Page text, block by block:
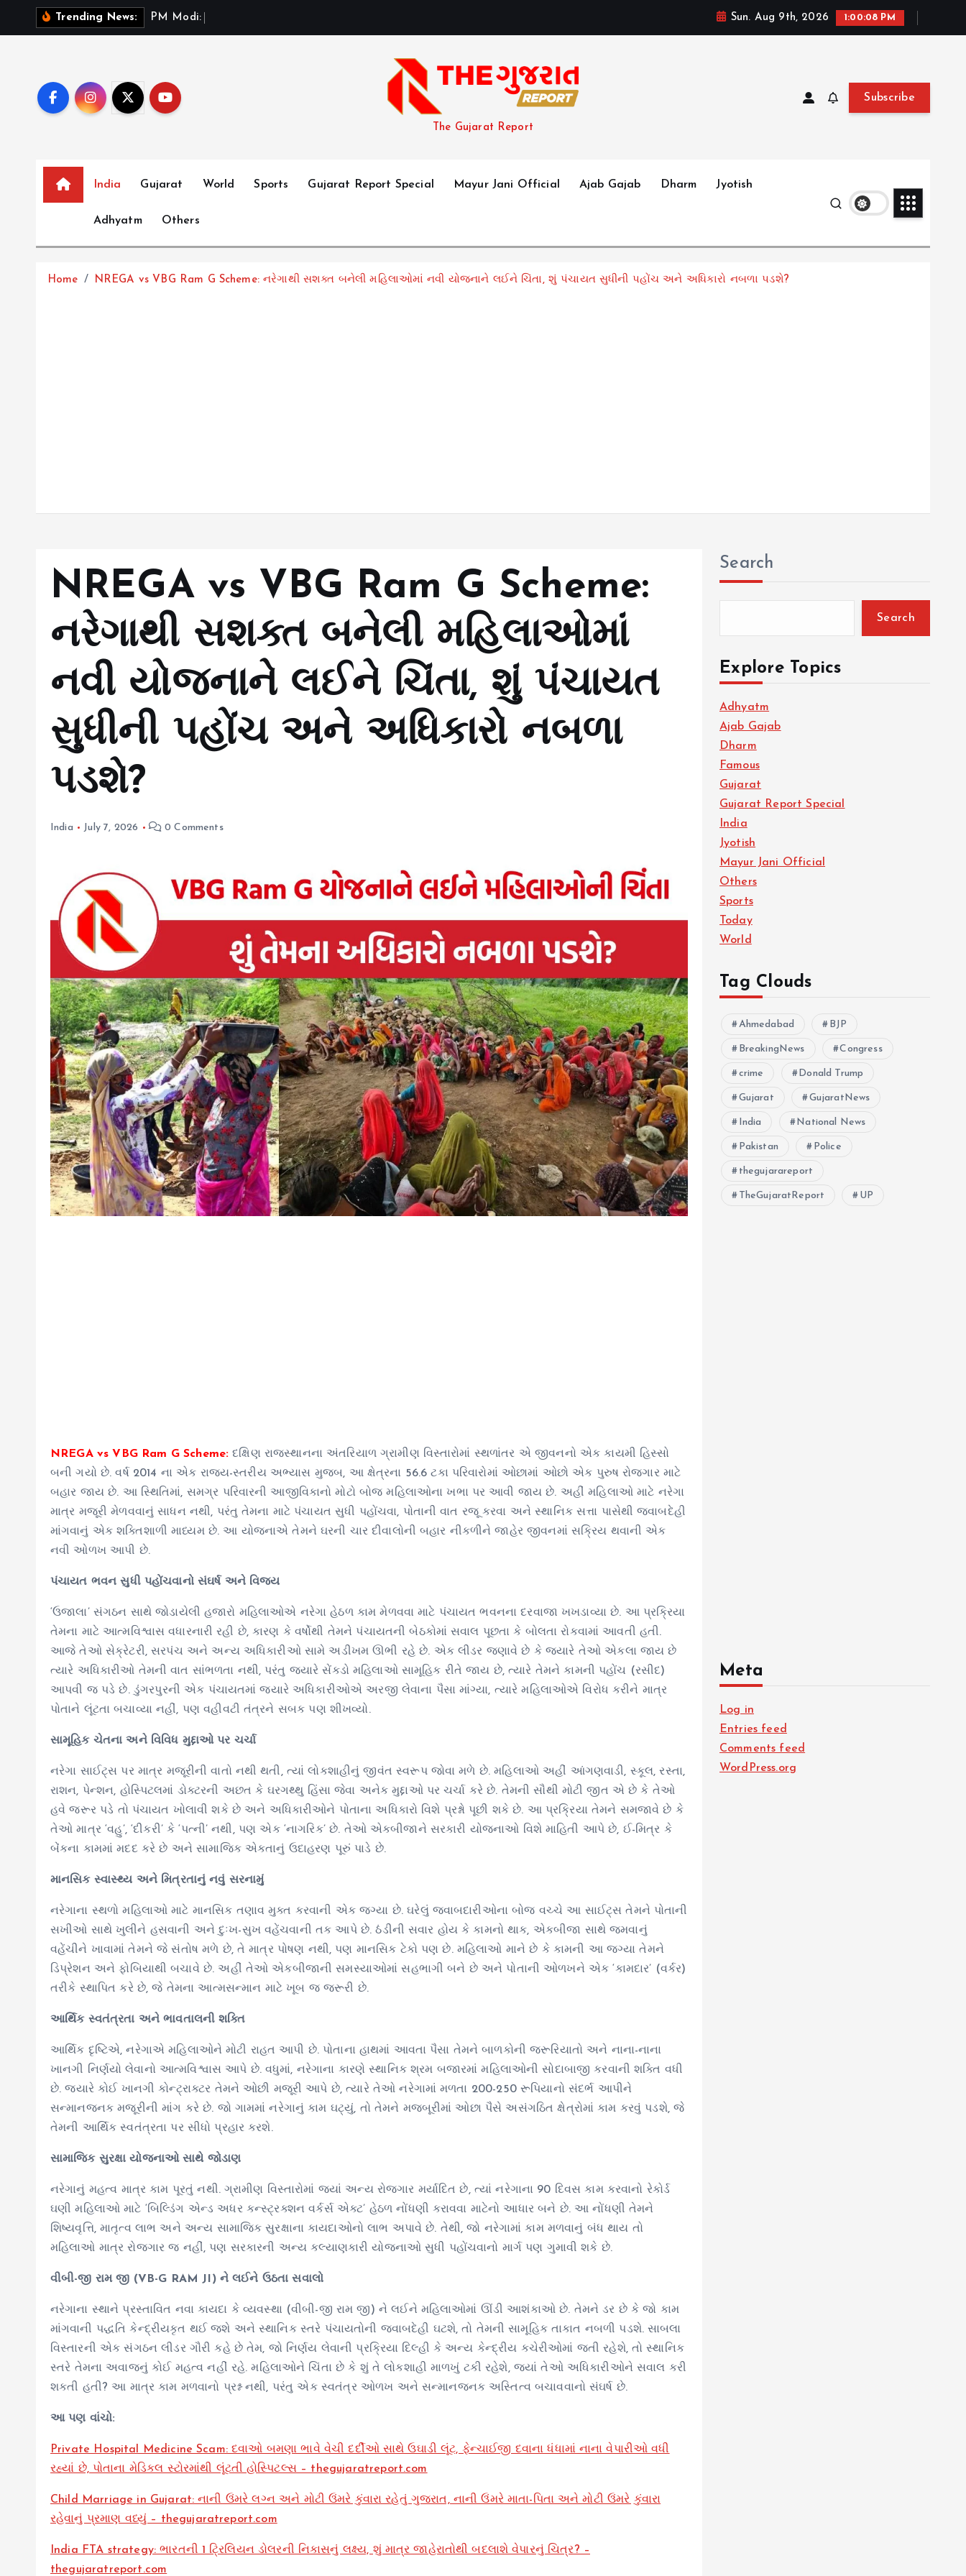
Trending News: P M M o d i: Sun. Aug 9th, 2026 1:00:10 PM
The Gujarat Report
Subscribe
India Gujarat World Sports Gujarat Report Special Mayur Jani Official Ajab Gajab Dharm Jyotish
Adhyatm Others
Home NREGA vs VBG Ram G Scheme: નરેગાથી સશક્ત બનેલી મહિલાઓમાં નવી યોજનાને લઈને ચિંતા, શું પંચાયત સુધીની પહોંચ અને અધિકારો નબળા પડશે?
NREGA vs VBG Ram G Scheme:
નરેગાથી સશક્ત બનેલી મહિલાઓમાં
નવી યોજનાને લઈને ચિંતા, શું પંચાયત
સુધીની પહોંચ અને અધિકારો નબળા
પડશે?
India July 7, 2026 0 Comments
NREGA vs VBG Ram G Scheme: દક્ષિણ રાજસ્થાનના અંતરિયાળ ગ્રામીણ વિસ્તારોમાં સ્થળાંતર એ જીવનનો એક કાયમી હિસ્સો
બની ગયો છે. વર્ષ 2014 ના એક રાજ્ય-સ્તરીય અભ્યાસ મુજબ, આ ક્ષેત્રના 56.6 ટકા પરિવારોમાં ઓછામાં ઓછો એક પુરુષ રોજગાર માટે
બહાર જાય છે. આ સ્થિતિમાં, સમગ્ર પરિવારની આજીવિકાનો મોટો બોજ મહિલાઓના ખભા પર આવી જાય છે. અહીં મહિલાઓ માટે નરેગા
માત્ર મજૂરી મેળવવાનું સાધન નથી, પરંતુ તેમના માટે પંચાયત સુધી પહોંચવા, પોતાની વાત રજૂ કરવા અને સ્થાનિક સત્તા પાસેથી જવાબદેહી
માંગવાનું એક શક્તિશાળી માધ્યમ છે. આ યોજનાએ તેમને ઘરની ચાર દીવાલોની બહાર નીકળીને જાહેર જીવનમાં સક્રિય થવાની એક
નવી ઓળખ આપી છે.
પંચાયત ભવન સુધી પહોંચવાનો સંઘર્ષ અને વિજય
‘ઉજાલા’ સંગઠન સાથે જોડાયેલી હજારો મહિલાઓએ નરેગા હેઠળ કામ મેળવવા માટે પંચાયત ભવનના દરવાજા ખખડાવ્યા છે. આ પ્રક્રિયા
તેમના માટે આત્મવિશ્વાસ વધારનારી રહી છે, કારણ કે વર્ષોથી તેમને પંચાયતની બેઠકોમાં સવાલ પૂછતા કે બોલતા રોકવામાં આવતી હતી.
આજે તેઓ સેક્રેટરી, સરપંચ અને અન્ય અધિકારીઓ સામે અડીખમ ઊભી રહે છે. એક લીડર જણાવે છે કે જ્યારે તેઓ એકલા જાય છે
ત્યારે અધિકારીઓ તેમની વાત સાંભળતા નથી, પરંતુ જ્યારે સેંકડો મહિલાઓ સામૂહિક રીતે જાય છે, ત્યારે તેમને કામની પહોંચ (રસીદ)
આપવી જ પડે છે. ડુંગરપુરની એક પંચાયતમાં જ્યારે અધિકારીઓએ અરજી લેવાના પૈસા માંગ્યા, ત્યારે મહિલાઓએ વિરોધ કરીને માત્ર
પોતાને લૂંટતા બચાવ્યા નહીં, પણ વહીવટી તંત્રને સબક પણ શીખવ્યો.
સામૂહિક ચેતના અને વિવિધ મુદ્દાઓ પર ચર્ચા
નરેગા સાઈટ્સ પર માત્ર મજૂરીની વાતો નથી થતી, ત્યાં લોકશાહીનું જીવંત સ્વરૂપ જોવા મળે છે. મહિલાઓ અહીં આંગણવાડી, સ્કૂલ, રસ્તા,
રાશન, પેન્શન, હોસ્પિટલમાં ડોક્ટરની અછત કે ઘરગથ્થુ હિંસા જેવા અનેક મુદ્દાઓ પર ચર્ચા કરે છે. તેમની સૌથી મોટી જીત એ છે કે તેઓ
હવે જરૂર પડે તો પંચાયત ખોલાવી શકે છે અને અધિકારીઓને પોતાના અધિકારો વિશે પ્રશ્નો પૂછી શકે છે. આ પ્રક્રિયા તેમને સમજાવે છે કે
તેઓ માત્ર ‘વહુ’, ‘દીકરી’ કે ‘પત્ની’ નથી, પણ એક ‘નાગરિક’ છે. તેઓ એકબીજાને સરકારી યોજનાઓ વિશે માહિતી આપે છે, ઈ-મિત્ર કે
બેંકના કામમાં મદદ કરે છે અને સામાજિક એકતાનું ઉદાહરણ પૂરું પાડે છે.
માનસિક સ્વાસ્થ્ય અને મિત્રતાનું નવું સરનામું
નરેગાના સ્થળો મહિલાઓ માટે માનસિક તણાવ મુક્ત કરવાની એક જગ્યા છે. ઘરેલું જવાબદારીઓના બોજ વચ્ચે આ સાઈટ્સ તેમને પોતાની
સખીઓ સાથે ખુલીને હસવાની અને દુઃખ-સુખ વહેંચવાની તક આપે છે. ઠંડીની સવાર હોય કે કામનો થાક, એકબીજા સાથે જમવાનું
વહેંચીને ખાવામાં તેમને જે સંતોષ મળે છે, તે માત્ર પોષણ નથી, પણ માનસિક ટેકો પણ છે. મહિલાઓ માને છે કે કામની આ જગ્યા તેમને
ડિપ્રેશન અને ફોબિયાથી બચાવે છે. અહીં તેઓ એકબીજાની સમસ્યાઓમાં સહભાગી બને છે અને પોતાની ઓળખને એક ‘કામદાર’ (વર્કર)
તરીકે સ્થાપિત કરે છે, જે તેમના આત્મસન્માન માટે ખૂબ જ જરૂરી છે.
આર્થિક સ્વતંત્રતા અને ભાવતાલની શક્તિ
આર્થિક દૃષ્ટિએ, નરેગાએ મહિલાઓને મોટી રાહત આપી છે. પોતાના હાથમાં આવતા પૈસા તેમને બાળકોની જરૂરિયાતો અને નાના-નાના
ખાનગી નિર્ણયો લેવાનો આત્મવિશ્વાસ આપે છે. વધુમાં, નરેગાના કારણે સ્થાનિક શ્રમ બજારમાં મહિલાઓની સોદાબાજી કરવાની શક્તિ વધી
છે. જ્યારે કોઈ ખાનગી કોન્ટ્રાક્ટર તેમને ઓછી મજૂરી આપે છે, ત્યારે તેઓ નરેગામાં મળતા 200-250 રૂપિયાનો સંદર્ભ આપીને
સન્માનજનક મજૂરીની માંગ કરે છે. જો ગામમાં નરેગાનું કામ ઘટ્યું, તો તેમને મજબૂરીમાં ઓછા પૈસે અસંગઠિત ક્ષેત્રોમાં કામ કરવું પડશે, જે
તેમની આર્થિક સ્વતંત્રતા પર સીધો પ્રહાર કરશે.
સામાજિક સુરક્ષા યોજનાઓ સાથે જોડાણ
નરેગાનું મહત્વ માત્ર કામ પૂરતું નથી. ગ્રામીણ વિસ્તારોમાં જ્યાં અન્ય રોજગાર મર્યાદિત છે, ત્યાં નરેગાના 90 દિવસ કામ કરવાનો રેકોર્ડ
ઘણી મહિલાઓ માટે ‘બિલ્ડિંગ એન્ડ અધર કન્સ્ટ્રક્શન વર્કર્સ એક્ટ’ હેઠળ નોંધણી કરાવવા માટેનો આધાર બને છે. આ નોંધણી તેમને
શિષ્યવૃત્તિ, માતૃત્વ લાભ અને અન્ય સામાજિક સુરક્ષાના કાયદાઓનો લાભ અપાવે છે. તેથી, જો નરેગામાં કામ મળવાનું બંધ થાય તો
મહિલાઓ માત્ર રોજગાર જ નહીં, પણ સરકારની અન્ય કલ્યાણકારી યોજનાઓ સુધી પહોંચવાનો માર્ગ પણ ગુમાવી શકે છે.
વીબી-જી રામ જી (VB-G RAM JI) ને લઈને ઉઠતા સવાલો
નરેગાના સ્થાને પ્રસ્તાવિત નવા કાયદા કે વ્યવસ્થા (વીબી-જી રામ જી) ને લઈને મહિલાઓમાં ઊંડી આશંકાઓ છે. તેમને ડર છે કે જો કામ
માંગવાની પદ્ધતિ કેન્દ્રીયકૃત થઈ જશે અને સ્થાનિક સ્તરે પંચાયતોની જવાબદેહી ઘટશે, તો તેમની સામૂહિક તાકાત નબળી પડશે. સાબલા
વિસ્તારની એક સંગઠન લીડર ગૌરી કહે છે તેમ, જો નિર્ણય લેવાની પ્રક્રિયા દિલ્હી કે અન્ય કેન્દ્રીય કચેરીઓમાં જતી રહેશે, તો સ્થાનિક
સ્તરે તેમના અવાજનું કોઈ મહત્વ નહીં રહે. મહિલાઓને ચિંતા છે કે શું તે લોકશાહી માળખું ટકી રહેશે, જ્યાં તેઓ અધિકારીઓને સવાલ કરી
શકતી હતી? આ માત્ર કામ મળવાનો પ્રશ્ન નથી, પરંતુ એક સ્વતંત્ર ઓળખ અને સન્માનજનક અસ્તિત્વ બચાવવાનો સંઘર્ષ છે.
આ પણ વાંચો:
Private Hospital Medicine Scam: દવાઓ બમણા ભાવે વેચી દર્દીઓ સાથે ઉઘાડી લૂંટ, ફેન્ચાઈજી દવાના ધંધામાં નાના વેપારીઓ વધી
રહ્યાં છે, પોતાના મેડિકલ સ્ટોરમાંથી લૂંટતી હોસ્પિટલ્સ – thegujaratreport.com
Child Marriage in Gujarat: નાની ઉંમરે લગ્ન અને મોટી ઉંમરે કુંવારા રહેતું ગુજરાત, નાની ઉંમરે માતા-પિતા અને મોટી ઉંમરે કુંવારા
રહેવાનું પ્રમાણ વધ્યું – thegujaratreport.com
India FTA strategy: ભારતની 1 ટ્રિલિયન ડોલરની નિકાસનું લક્ષ્ય, શું માત્ર જાહેરાતોથી બદલાશે વેપારનું ચિત્ર? –
thegujaratreport.com
Search
Search
Explore Topics
Adhyatm
Ajab Gajab
Dharm
Famous
Gujarat
Gujarat Report Special
India
Jyotish
Mayur Jani Official
Others
Sports
Today
World
Tag Clouds
Ahmedabad BJP
BreakingNews Congress
crime Donald Trump
Gujarat GujaratNews
India National News
Pakistan Police
thegujarareport
TheGujaratReport UP
Meta
Log in
Entries feed
Comments feed
WordPress.org